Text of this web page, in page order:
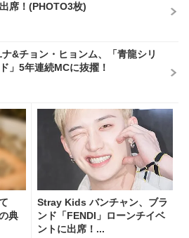
席！(PHOTO3枚)
&チョン・ヒョンム、「青龍シリ
」5年連続MCに抜擢！
典
Stray Kids バンチャン、ブラ
ンド「FENDI」ローンチイベ
ントに出席！...